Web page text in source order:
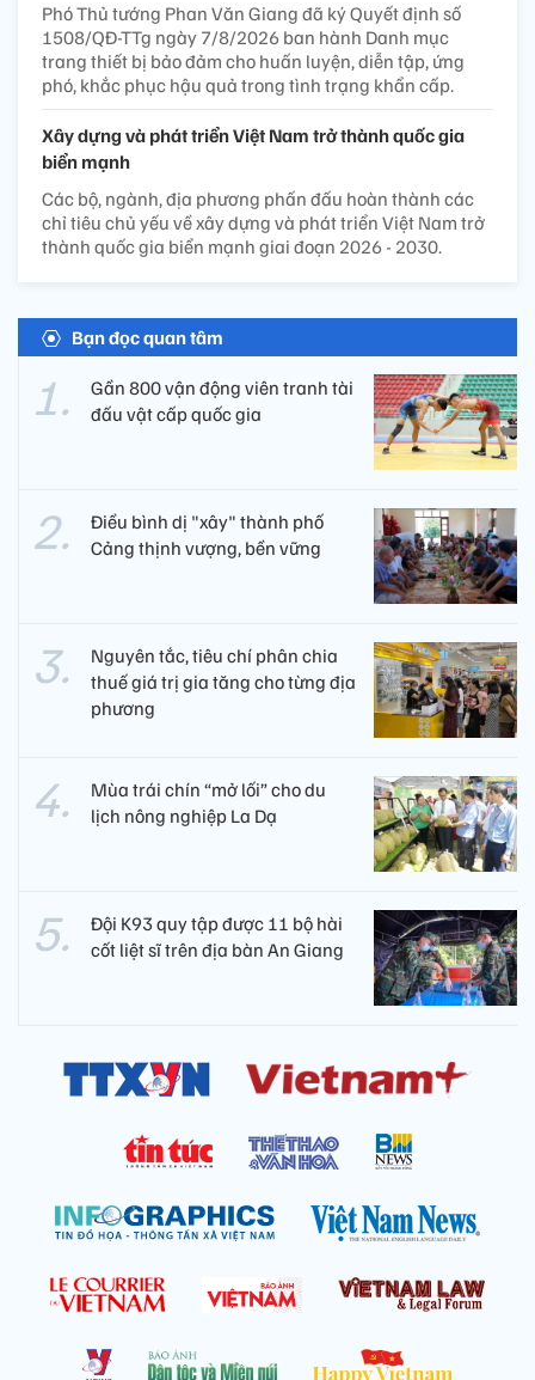
Phó Thủ tướng Phan Văn Giang đã ký Quyết định số
1508/QĐ-TTg ngày 7/8/2026 ban hành Danh mục
trang thiết bị bảo đảm cho huấn luyện, diễn tập, ứng
phó, khắc phục hậu quả trong tình trạng khẩn cấp.
Xây dựng và phát triển Việt Nam trở thành quốc gia
biển mạnh
Các bộ, ngành, địa phương phấn đấu hoàn thành các
chỉ tiêu chủ yếu về xây dựng và phát triển Việt Nam trở
thành quốc gia biển mạnh giai đoạn 2026 - 2030.
Bạn đọc quan tâm
Gần 800 vận động viên tranh tài
đấu vật cấp quốc gia
Điều bình dị "xây" thành phố
Cảng thịnh vượng, bền vững
Nguyên tắc, tiêu chí phân chia
thuế giá trị gia tăng cho từng địa
phương
Mùa trái chín “mở lối” cho du
lịch nông nghiệp La Dạ
Đội K93 quy tập được 11 bộ hài
cốt liệt sĩ trên địa bàn An Giang